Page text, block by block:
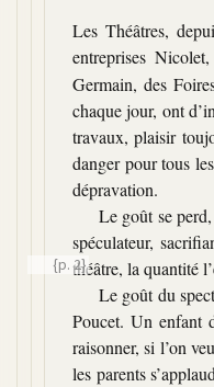
Les Théâtres,
entreprises
Germain, des
chaque jour, ont
travaux, plaisir
danger pour tous
dépravation.
Le goût se
spéculateur,
théâtre, la quantité
{p. 2}
Le goût du
Poucet. Un enfant
raisonner, si l’on
les parents